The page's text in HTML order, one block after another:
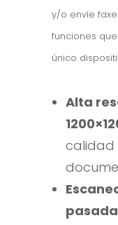
y/o envíe
funciones
único
Alta
calidad
pasada